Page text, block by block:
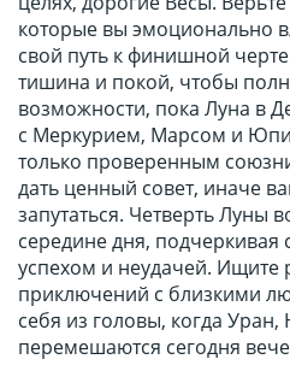
которые вы эмоционально
свой путь к финишной
тишина и покой, чтобы
возможности, пока Луна в
с Меркурием, Марсом и
только проверенным
дать ценный совет, иначе
запутаться. Четверть Луны
середине дня, подчеркивая
успехом и неудачей. Ищите
приключений с близкими
себя из головы, когда Уран,
перемешаются сегодня